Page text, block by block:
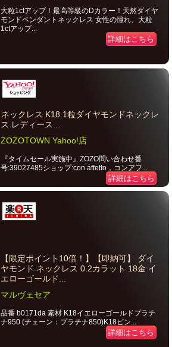
大粒1ctアップ！最高等級のDカラー！天然ダイヤ
モンドペンダントネックレス 女性の憧れ、大粒
1ctアップ...
詳細はこちら
ネックレス K18 1粒ダイヤモンドネックレ
ス レディース...
ZOZOTOWN Yahoo!店
『タイムセール実施中』ZOZO問い合わせ番
号:39027485ショップ:con affetto，コンアフ...
詳細はこちら
【限定ポイント10倍！】【即納可】 ダイ
ヤモンド ネックレス 0.2カラット 18金 イ
エローゴールド...
マルヴェセア
品番 b0171da 素材 K18イエローゴールドプラチ
ナ950 (チェーン：プラチナ850)K18ピン...
詳細はこちら